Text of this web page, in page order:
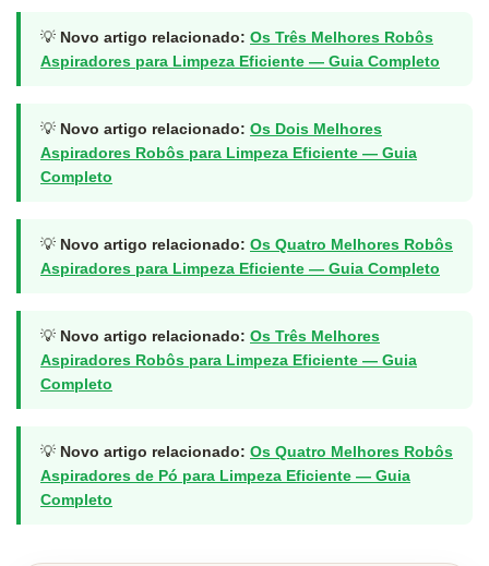
💡 Novo artigo relacionado: Os Três Melhores Robôs
Aspiradores para Limpeza Eficiente — Guia Completo
💡 Novo artigo relacionado: Os Dois Melhores
Aspiradores Robôs para Limpeza Eficiente — Guia
Completo
💡 Novo artigo relacionado: Os Quatro Melhores Robôs
Aspiradores para Limpeza Eficiente — Guia Completo
💡 Novo artigo relacionado: Os Três Melhores
Aspiradores Robôs para Limpeza Eficiente — Guia
Completo
💡 Novo artigo relacionado: Os Quatro Melhores Robôs
Aspiradores de Pó para Limpeza Eficiente — Guia
Completo